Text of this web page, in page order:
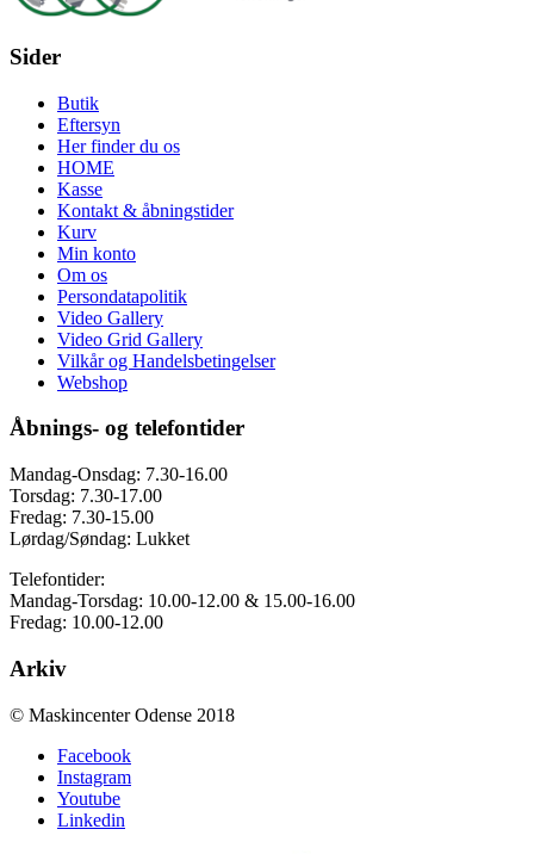
Sider
Butik
Eftersyn
Her finder du os
HOME
Kasse
Kontakt & åbningstider
Kurv
Min konto
Om os
Persondatapolitik
Video Gallery
Video Grid Gallery
Vilkår og Handelsbetingelser
Webshop
Åbnings- og telefontider
Mandag-Onsdag: 7.30-16.00
Torsdag: 7.30-17.00
Fredag: 7.30-15.00
Lørdag/Søndag: Lukket
Telefontider:
Mandag-Torsdag: 10.00-12.00 & 15.00-16.00
Fredag: 10.00-12.00
Arkiv
© Maskincenter Odense 2018
Facebook
Instagram
Youtube
Linkedin